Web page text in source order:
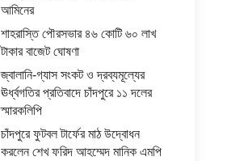
আমিনের
শাহরাস্তি পৌরসভার ৪৬ কোটি ৬০ লাখ
টাকার বাজেট ঘোষণা
জ্বালানি-গ্যাস সংকট ও দ্রব্যমূল্যের
ঊর্ধ্বগতির প্রতিবাদে চাঁদপুরে ১১ দলের
স্মারকলিপি
চাঁদপুরে ফুটবল টার্ফের মাঠ উদ্বোধন
করলেন শেখ ফরিদ আহম্মেদ মানিক এমপি